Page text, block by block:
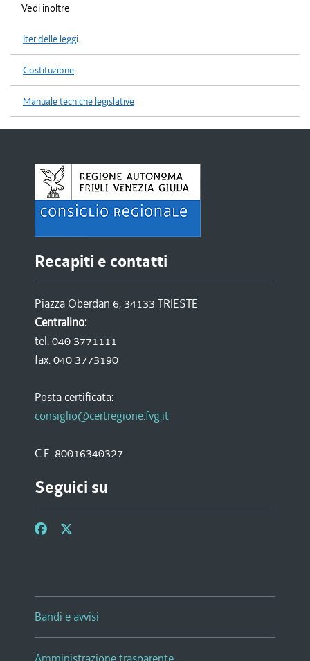
Vedi inoltre
Iter delle leggi
Costituzione
Manuale tecniche legislative
Recapiti e contatti
Piazza Oberdan 6, 34133 TRIESTE
Centralino:
tel. 040 3771111
fax. 040 3773190
Posta certificata:
consiglio@certregione.fvg.it
C.F. 80016340327
Seguici su
Bandi e avvisi